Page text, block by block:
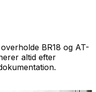
BR18 og AT-
altid efter